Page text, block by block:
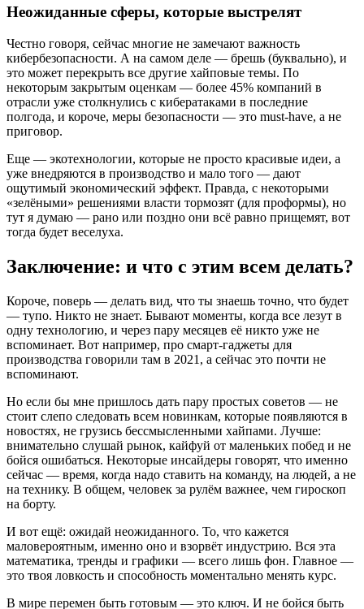
Неожиданные сферы, которые выстрелят
Честно говоря, сейчас многие не замечают важность
кибербезопасности. А на самом деле — брешь (буквально), и
это может перекрыть все другие хайповые темы. По
некоторым закрытым оценкам — более 45% компаний в
отрасли уже столкнулись с кибератаками в последние
полгода, и короче, меры безопасности — это must-have, а не
приговор.
Еще — экотехнологии, которые не просто красивые идеи, а
уже внедряются в производство и мало того — дают
ощутимый экономический эффект. Правда, с некоторыми
«зелёными» решениями власти тормозят (для проформы), но
тут я думаю — рано или поздно они всё равно прищемят, вот
тогда будет веселуха.
Заключение: и что с этим всем делать?
Короче, поверь — делать вид, что ты знаешь точно, что будет
— тупо. Никто не знает. Бывают моменты, когда все лезут в
одну технологию, и через пару месяцев её никто уже не
вспоминает. Вот например, про смарт-гаджеты для
производства говорили там в 2021, а сейчас это почти не
вспоминают.
Но если бы мне пришлось дать пару простых советов — не
стоит слепо следовать всем новинкам, которые появляются в
новостях, не грузись бессмысленными хайпами. Лучше:
внимательно слушай рынок, кайфуй от маленьких побед и не
бойся ошибаться. Некоторые инсайдеры говорят, что именно
сейчас — время, когда надо ставить на команду, на людей, а не
на технику. В общем, человек за рулём важнее, чем гироскоп
на борту.
И вот ещё: ожидай неожиданного. То, что кажется
маловероятным, именно оно и взорвёт индустрию. Вся эта
математика, тренды и графики — всего лишь фон. Главное —
это твоя ловкость и способность моментально менять курс.
В мире перемен быть готовым — это ключ. И не бойся быть